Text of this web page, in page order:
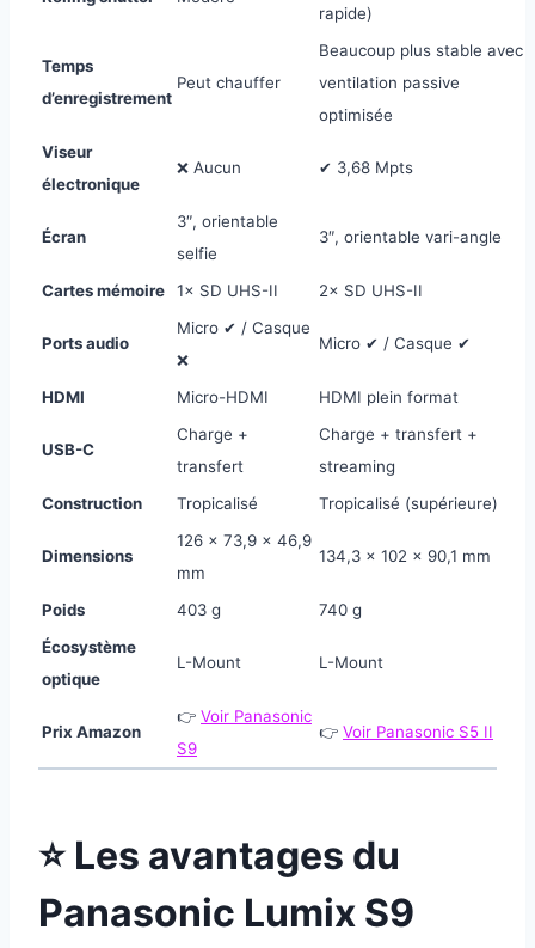
rapide)
Temps
d’enregistrement
Peut chauffer
Beaucoup plus stable avec
ventilation passive
optimisée
Viseur
électronique
❌ Aucun ✔ 3,68 Mpts
Écran
3″, orientable
selfie
3″, orientable vari-angle
Cartes mémoire 1× SD UHS-II 2× SD UHS-II
Ports audio
Micro ✔ / Casque
❌
Micro ✔ / Casque ✔
HDMI Micro-HDMI HDMI plein format
USB-C
Charge +
transfert
Charge + transfert +
streaming
Construction
Tropicalisé Tropicalisé (supérieure)
Dimensions
126 × 73,9 × 46,9
mm
134,3 × 102 × 90,1 mm
Poids 403 g
740 g
Écosystème
optique
L-Mount L-Mount
Prix Amazon
👉 Voir Panasonic
S9
👉 Voir Panasonic S5 II
⭐ Les avantages du
Panasonic Lumix S9